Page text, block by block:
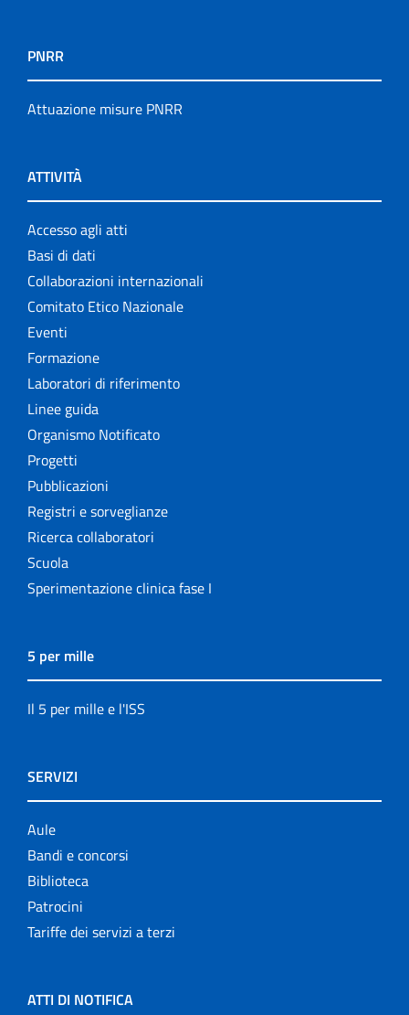
PNRR
Attuazione misure PNRR
ATTIVITÀ
Accesso agli atti
Basi di dati
Collaborazioni internazionali
Comitato Etico Nazionale
Eventi
Formazione
Laboratori di riferimento
Linee guida
Organismo Notificato
Progetti
Pubblicazioni
Registri e sorveglianze
Ricerca collaboratori
Scuola
Sperimentazione clinica fase I
5 per mille
Il 5 per mille e l'ISS
SERVIZI
Aule
Bandi e concorsi
Biblioteca
Patrocini
Tariffe dei servizi a terzi
ATTI DI NOTIFICA